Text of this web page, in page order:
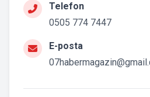
Telefon
0505 774 7447
E-posta